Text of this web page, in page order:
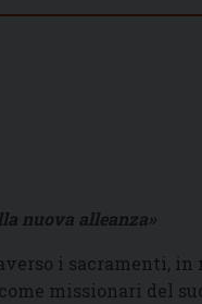
nuova alleanza»
i sacramenti, in
missionari del